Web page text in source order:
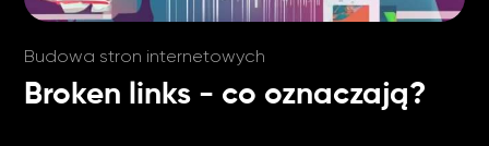
Budowa stron internetowych
Broken links - co oznaczają?